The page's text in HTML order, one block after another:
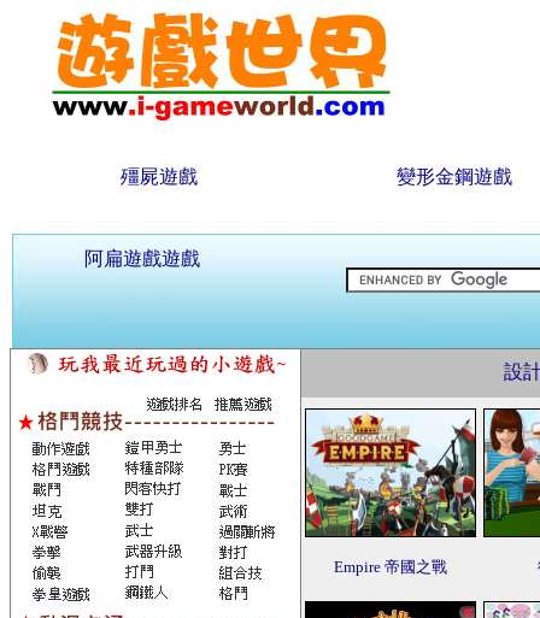
殭屍遊戲 變形金鋼遊戲
阿扁遊戲遊戲
設
Empire 帝國之戰